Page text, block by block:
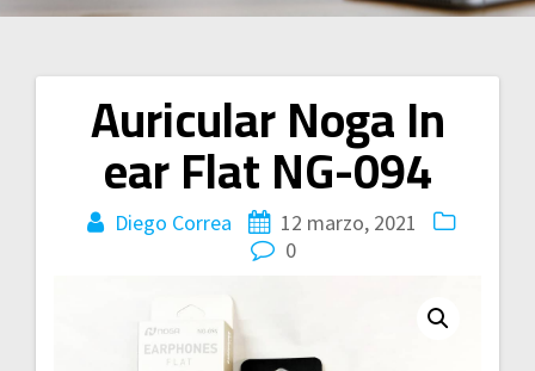
Auricular Noga In
ear Flat NG-094
Diego Correa
12 marzo, 2021
0
Navegación
entradas